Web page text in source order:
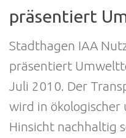
präsentiert
Stadthagen IAA
präsentiert
Juli 2010. Der
wird in
Hinsicht nachhaltig